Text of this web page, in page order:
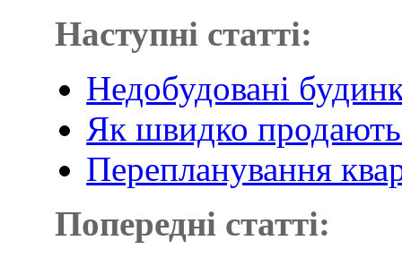
Наступні статті:
Недобудовані
Як швидко
Перепланування
Попередні статті: